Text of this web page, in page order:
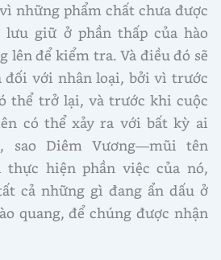
những phẩm chất chưa được
lưu giữ ở phần thấp của hào
lên để kiểm tra. Và điều đó sẽ
đối với nhân loại, bởi vì trước
thể trở lại, và trước khi cuộc
có thể xảy ra với bất kỳ ai
sao Diêm Vương—mũi tên
thực hiện phần việc của nó,
cả những gì đang ẩn dấu ở
quang, để chúng được nhận